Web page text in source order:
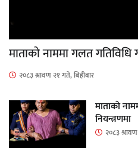
माताकाे नाममा गलत गतिविधि
२०८३ श्रावण २१ गते, बिहीबार
माताकाे
नियन्त्रणमा
२०८३